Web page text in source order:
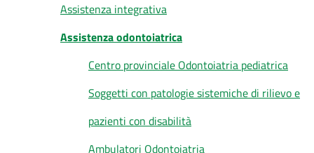
Assistenza integrativa
Assistenza odontoiatrica
Centro provinciale Odontoiatria pediatrica
Soggetti con patologie sistemiche di rilievo e
pazienti con disabilità
Ambulatori Odontoiatria